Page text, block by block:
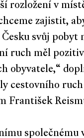
rozložení v
zajistit,
svůj pobyt
ruch měl
obyvatele,“
cestovního ruch
František
společnému